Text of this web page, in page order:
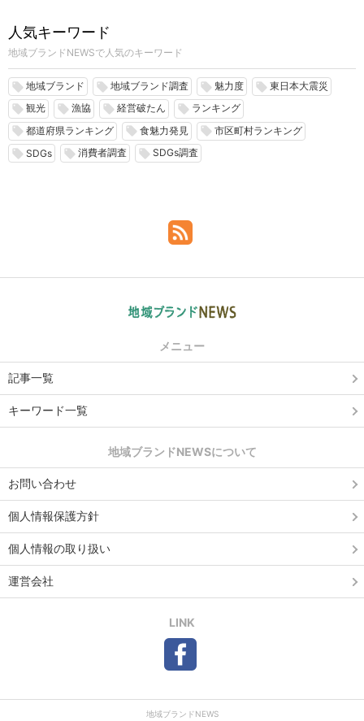
人気キーワード
地域ブランドNEWSで人気のキーワード
local_offer 地域ブランド local_offer 地域ブランド調査 local_offer 魅力度 local_offer 東日本大震災
local_offer 観光 local_offer 漁協 local_offer 経営破たん local_offer ランキング
local_offer 都道府県ランキング local_offer 食魅力発見 local_offer 市区町村ランキング
local_offer SDGs local_offer 消費者調査 local_offer SDGs調査
メニュー
記事一覧
キーワード一覧
地域ブランドNEWSについて
お問い合わせ
個人情報保護方針
個人情報の取り扱い
運営会社
LINK
地域ブランドNEWS